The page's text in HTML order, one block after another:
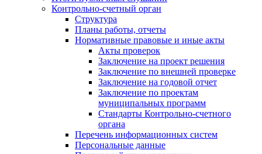
Контрольно-счетный орган
Структура
Планы работы, отчеты
Нормативные правовые и иные акты
Акты проверок
Заключение на проект решения
Заключение по внешней проверке
Заключение на годовой отчет
Заключение по проектам
муниципальных программ
Стандарты Контрольно-счетного
органа
Перечень информационных систем
Персональные данные